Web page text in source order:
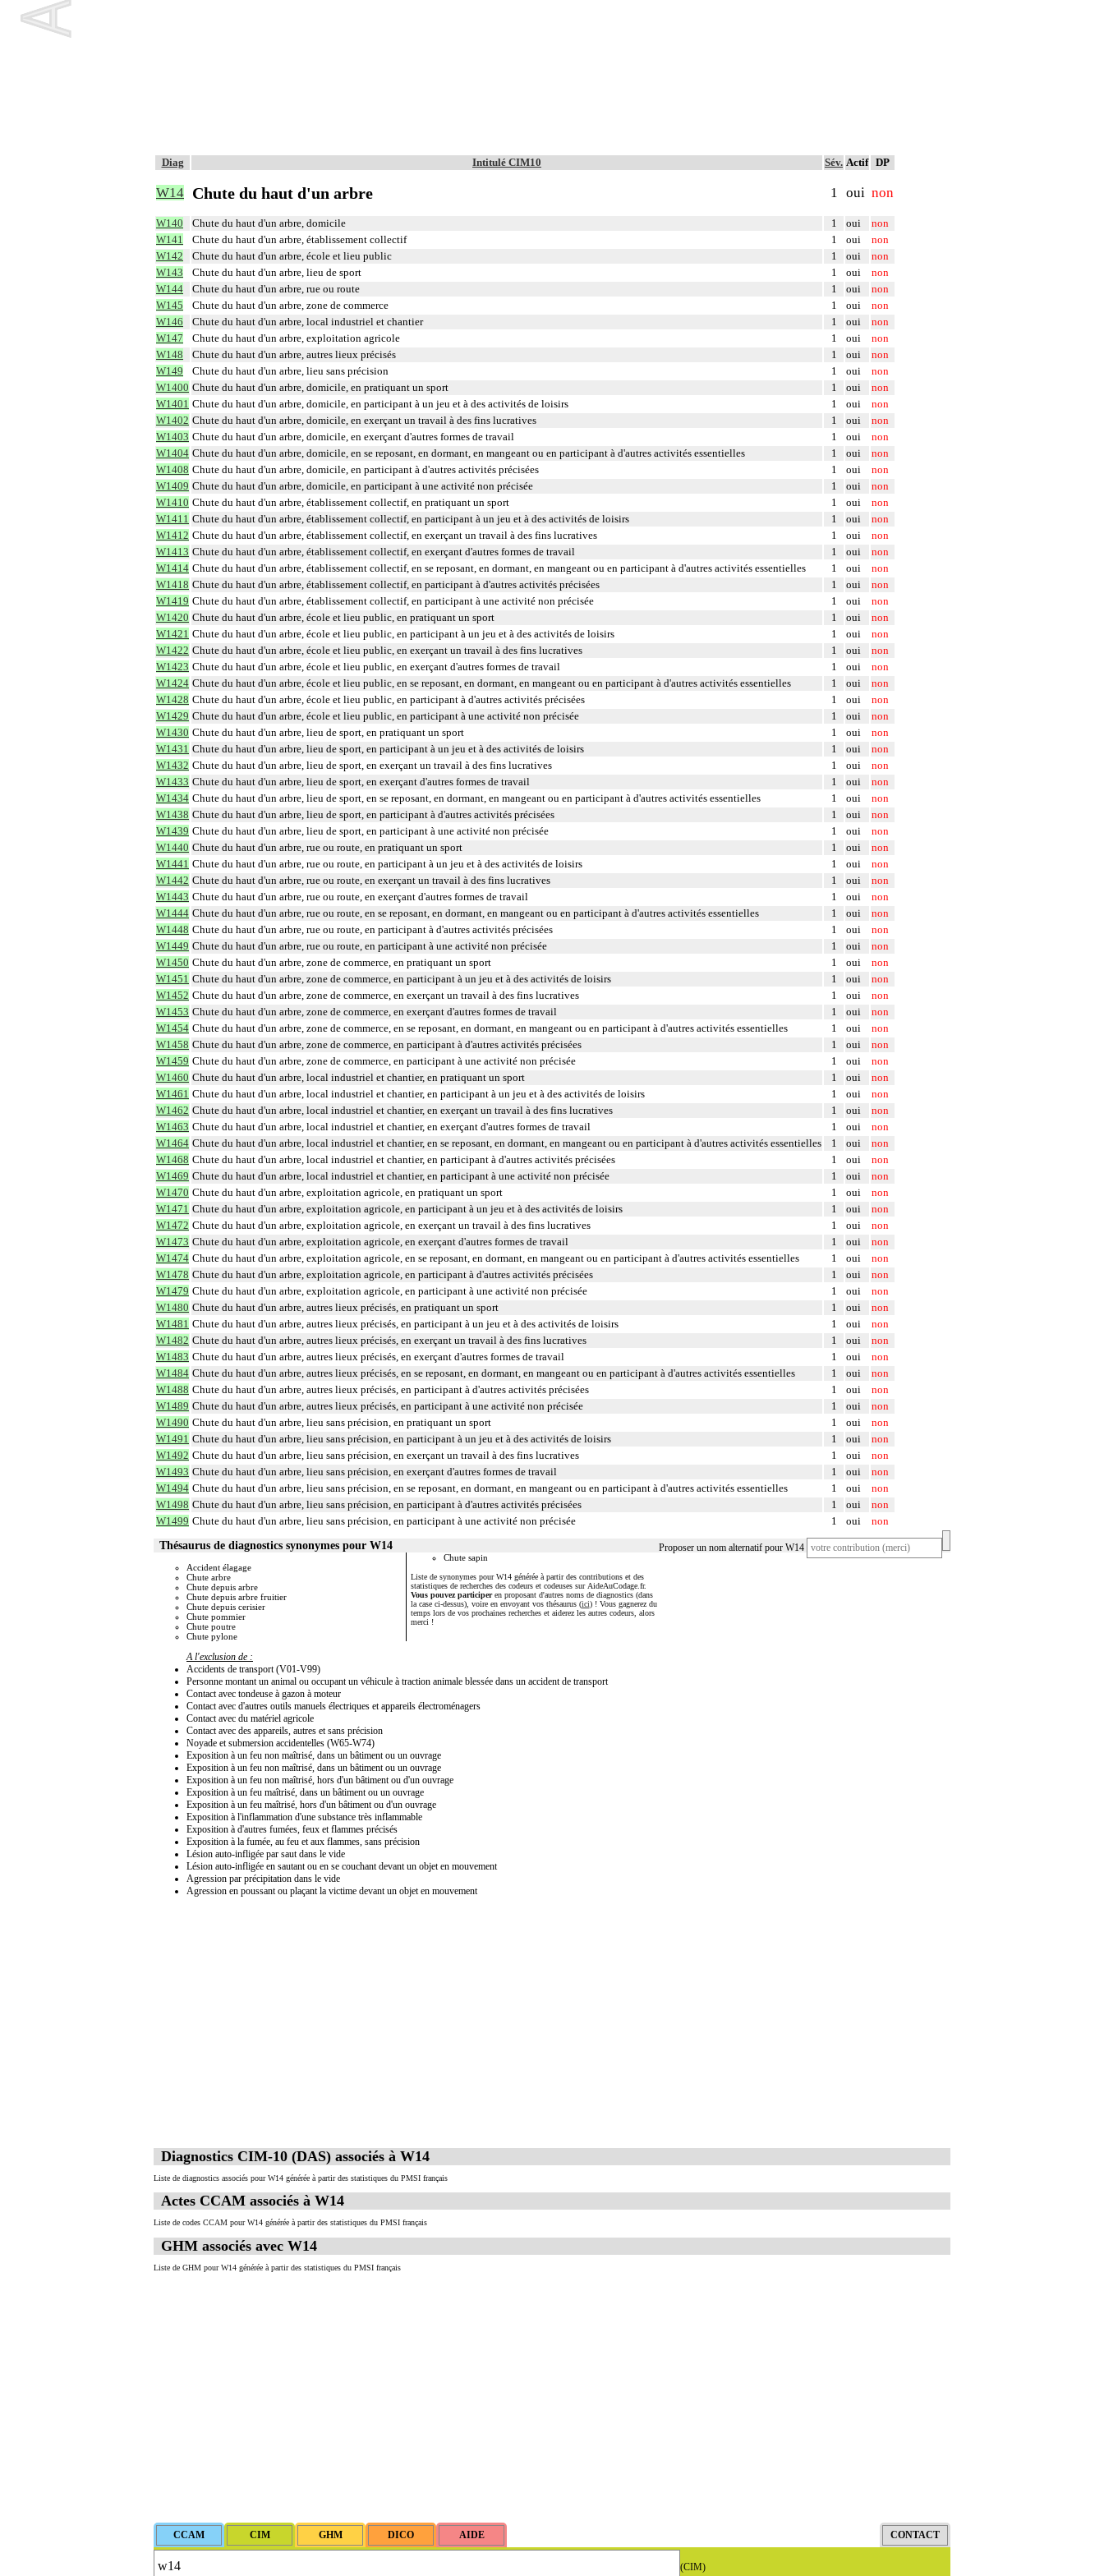
Diag Intitulé CIM10 Sév. Actif DP
W14 Chute du haut d'un arbre 1 oui non
W140 Chute du haut d'un arbre, domicile 1 oui
non
W141
Chute du haut d'un arbre, établissement collectif 1 oui
non
W142
Chute du haut d'un arbre, école et lieu public 1 oui
non
W143
Chute du haut d'un arbre, lieu de sport 1 oui
non
W144
Chute du haut d'un arbre, rue ou route 1 oui
non
W145
Chute du haut d'un arbre, zone de commerce 1 oui
non
W146
Chute du haut d'un arbre, local industriel et chantier 1 oui
non
W147
Chute du haut d'un arbre, exploitation agricole 1 oui
non
W148
Chute du haut d'un arbre, autres lieux précisés 1 oui
non
W149
Chute du haut d'un arbre, lieu sans précision 1 oui
non
W1400 Chute du haut d'un arbre, domicile, en pratiquant un sport 1 oui
non
W1401 Chute du haut d'un arbre, domicile, en participant à un jeu et à des activités de loisirs 1 oui
non
W1402 Chute du haut d'un arbre, domicile, en exerçant un travail à des fins lucratives 1 oui
non
W1403 Chute du haut d'un arbre, domicile, en exerçant d'autres formes de travail 1 oui
non
W1404 Chute du haut d'un arbre, domicile, en se reposant, en dormant, en mangeant ou en participant à d'autres activités essentielles 1 oui
non
W1408 Chute du haut d'un arbre, domicile, en participant à d'autres activités précisées 1 oui
non
W1409 Chute du haut d'un arbre, domicile, en participant à une activité non précisée 1 oui
non
W1410 Chute du haut d'un arbre, établissement collectif, en pratiquant un sport 1 oui
non
W1411 Chute du haut d'un arbre, établissement collectif, en participant à un jeu et à des activités de loisirs 1 oui
non
W1412 Chute du haut d'un arbre, établissement collectif, en exerçant un travail à des fins lucratives 1 oui
non
W1413 Chute du haut d'un arbre, établissement collectif, en exerçant d'autres formes de travail 1 oui
non
W1414 Chute du haut d'un arbre, établissement collectif, en se reposant, en dormant, en mangeant ou en participant à d'autres activités essentielles 1 oui
non
W1418 Chute du haut d'un arbre, établissement collectif, en participant à d'autres activités précisées 1 oui
non
W1419 Chute du haut d'un arbre, établissement collectif, en participant à une activité non précisée 1 oui
non
W1420 Chute du haut d'un arbre, école et lieu public, en pratiquant un sport 1 oui
non
W1421 Chute du haut d'un arbre, école et lieu public, en participant à un jeu et à des activités de loisirs 1 oui
non
W1422 Chute du haut d'un arbre, école et lieu public, en exerçant un travail à des fins lucratives 1 oui
non
W1423 Chute du haut d'un arbre, école et lieu public, en exerçant d'autres formes de travail 1 oui
non
W1424 Chute du haut d'un arbre, école et lieu public, en se reposant, en dormant, en mangeant ou en participant à d'autres activités essentielles 1 oui
non
W1428 Chute du haut d'un arbre, école et lieu public, en participant à d'autres activités précisées 1 oui
non
W1429 Chute du haut d'un arbre, école et lieu public, en participant à une activité non précisée 1 oui
non
W1430 Chute du haut d'un arbre, lieu de sport, en pratiquant un sport 1 oui
non
W1431 Chute du haut d'un arbre, lieu de sport, en participant à un jeu et à des activités de loisirs 1 oui
non
W1432 Chute du haut d'un arbre, lieu de sport, en exerçant un travail à des fins lucratives 1 oui
non
W1433 Chute du haut d'un arbre, lieu de sport, en exerçant d'autres formes de travail 1 oui
non
W1434 Chute du haut d'un arbre, lieu de sport, en se reposant, en dormant, en mangeant ou en participant à d'autres activités essentielles 1 oui
non
W1438 Chute du haut d'un arbre, lieu de sport, en participant à d'autres activités précisées 1 oui
non
W1439 Chute du haut d'un arbre, lieu de sport, en participant à une activité non précisée 1 oui
non
W1440 Chute du haut d'un arbre, rue ou route, en pratiquant un sport 1 oui
non
W1441 Chute du haut d'un arbre, rue ou route, en participant à un jeu et à des activités de loisirs 1 oui
non
W1442 Chute du haut d'un arbre, rue ou route, en exerçant un travail à des fins lucratives 1 oui
non
W1443 Chute du haut d'un arbre, rue ou route, en exerçant d'autres formes de travail 1 oui
non
W1444 Chute du haut d'un arbre, rue ou route, en se reposant, en dormant, en mangeant ou en participant à d'autres activités essentielles 1 oui
non
W1448 Chute du haut d'un arbre, rue ou route, en participant à d'autres activités précisées 1 oui
non
W1449 Chute du haut d'un arbre, rue ou route, en participant à une activité non précisée 1 oui
non
W1450 Chute du haut d'un arbre, zone de commerce, en pratiquant un sport 1 oui
non
W1451 Chute du haut d'un arbre, zone de commerce, en participant à un jeu et à des activités de loisirs 1 oui
non
W1452 Chute du haut d'un arbre, zone de commerce, en exerçant un travail à des fins lucratives 1 oui
non
W1453 Chute du haut d'un arbre, zone de commerce, en exerçant d'autres formes de travail 1 oui
non
W1454 Chute du haut d'un arbre, zone de commerce, en se reposant, en dormant, en mangeant ou en participant à d'autres activités essentielles 1 oui
non
W1458 Chute du haut d'un arbre, zone de commerce, en participant à d'autres activités précisées 1 oui
non
W1459 Chute du haut d'un arbre, zone de commerce, en participant à une activité non précisée 1 oui
non
W1460 Chute du haut d'un arbre, local industriel et chantier, en pratiquant un sport 1 oui
non
W1461 Chute du haut d'un arbre, local industriel et chantier, en participant à un jeu et à des activités de loisirs 1 oui
non
W1462 Chute du haut d'un arbre, local industriel et chantier, en exerçant un travail à des fins lucratives 1 oui
non
W1463 Chute du haut d'un arbre, local industriel et chantier, en exerçant d'autres formes de travail 1 oui
non
W1464 Chute du haut d'un arbre, local industriel et chantier, en se reposant, en dormant, en mangeant ou en participant à d'autres activités essentielles 1 oui
non
W1468 Chute du haut d'un arbre, local industriel et chantier, en participant à d'autres activités précisées 1 oui
non
W1469 Chute du haut d'un arbre, local industriel et chantier, en participant à une activité non précisée 1 oui
non
W1470 Chute du haut d'un arbre, exploitation agricole, en pratiquant un sport 1 oui
non
W1471 Chute du haut d'un arbre, exploitation agricole, en participant à un jeu et à des activités de loisirs 1 oui
non
W1472 Chute du haut d'un arbre, exploitation agricole, en exerçant un travail à des fins lucratives 1 oui
non
W1473 Chute du haut d'un arbre, exploitation agricole, en exerçant d'autres formes de travail 1 oui
non
W1474 Chute du haut d'un arbre, exploitation agricole, en se reposant, en dormant, en mangeant ou en participant à d'autres activités essentielles 1 oui
non
W1478 Chute du haut d'un arbre, exploitation agricole, en participant à d'autres activités précisées 1 oui
non
W1479 Chute du haut d'un arbre, exploitation agricole, en participant à une activité non précisée 1 oui
non
W1480 Chute du haut d'un arbre, autres lieux précisés, en pratiquant un sport 1 oui
non
W1481 Chute du haut d'un arbre, autres lieux précisés, en participant à un jeu et à des activités de loisirs 1 oui
non
W1482 Chute du haut d'un arbre, autres lieux précisés, en exerçant un travail à des fins lucratives 1 oui
non
W1483 Chute du haut d'un arbre, autres lieux précisés, en exerçant d'autres formes de travail 1 oui
non
W1484 Chute du haut d'un arbre, autres lieux précisés, en se reposant, en dormant, en mangeant ou en participant à d'autres activités essentielles 1 oui
non
W1488 Chute du haut d'un arbre, autres lieux précisés, en participant à d'autres activités précisées 1 oui
non
W1489 Chute du haut d'un arbre, autres lieux précisés, en participant à une activité non précisée 1 oui
non
W1490 Chute du haut d'un arbre, lieu sans précision, en pratiquant un sport 1 oui
non
W1491 Chute du haut d'un arbre, lieu sans précision, en participant à un jeu et à des activités de loisirs 1 oui
non
W1492 Chute du haut d'un arbre, lieu sans précision, en exerçant un travail à des fins lucratives 1 oui
non
W1493 Chute du haut d'un arbre, lieu sans précision, en exerçant d'autres formes de travail 1 oui
non
W1494 Chute du haut d'un arbre, lieu sans précision, en se reposant, en dormant, en mangeant ou en participant à d'autres activités essentielles 1 oui
non
W1498 Chute du haut d'un arbre, lieu sans précision, en participant à d'autres activités précisées 1 oui
non
W1499 Chute du haut d'un arbre, lieu sans précision, en participant à une activité non précisée 1 oui non
Proposer un nom alternatif pour W14
Thésaurus de diagnostics synonymes pour W14
Accident élagage
Chute arbre
Chute depuis arbre
Chute depuis arbre fruitier
Chute depuis cerisier
Chute pommier
Chute poutre
Chute pylone
Chute sapin
Liste de synonymes pour W14 générée à partir des contributions et des
statistiques de recherches des codeurs et codeuses sur AideAuCodage.fr.
Vous pouvez participeren proposant d'autres noms de diagnostics (dans
la case ci-dessus), voire en envoyant vos thésaurus (ici) ! Vous gagnerez du
temps lors de vos prochaines recherches et aiderez les autres codeurs, alors
merci !
A l'exclusion de :
Accidents de transport (V01-V99)
Personne montant un animal ou occupant un véhicule à traction animale blessée dans un accident de transport
Contact avec tondeuse à gazon à moteur
Contact avec d'autres outils manuels électriques et appareils électroménagers
Contact avec du matériel agricole
Contact avec des appareils, autres et sans précision
Noyade et submersion accidentelles (W65-W74)
Exposition à un feu non maîtrisé, dans un bâtiment ou un ouvrage
Exposition à un feu non maîtrisé, dans un bâtiment ou un ouvrage
Exposition à un feu non maîtrisé, hors d'un bâtiment ou d'un ouvrage
Exposition à un feu maîtrisé, dans un bâtiment ou un ouvrage
Exposition à un feu maîtrisé, hors d'un bâtiment ou d'un ouvrage
Exposition à l'inflammation d'une substance très inflammable
Exposition à d'autres fumées, feux et flammes précisés
Exposition à la fumée, au feu et aux flammes, sans précision
Lésion auto-infligée par saut dans le vide
Lésion auto-infligée en sautant ou en se couchant devant un objet en mouvement
Agression par précipitation dans le vide
Agression en poussant ou plaçant la victime devant un objet en mouvement
Diagnostics CIM-10 (DAS) associés à W14
Liste de diagnostics associés pour W14 générée à partir des statistiques du PMSI français
Actes CCAM associés à W14
Liste de codes CCAM pour W14 générée à partir des statistiques du PMSI français
GHM associés avec W14
Liste de GHM pour W14 générée à partir des statistiques du PMSI français
(CIM)